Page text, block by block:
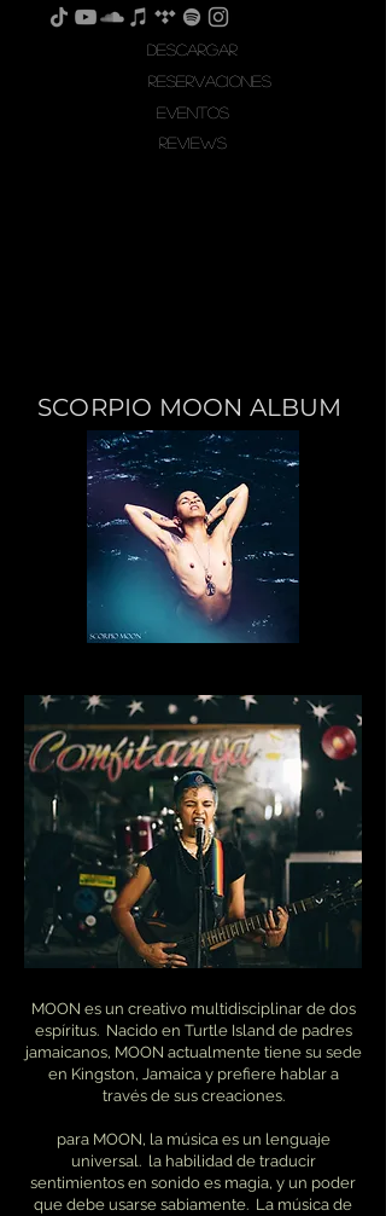
descargar
reservaciones
EVENTOS
REVIEWS
SCORPIO MOON ALBUM
MOON es un creativo multidisciplinar de dos
espíritus. Nacido en Turtle Island de padres
jamaicanos, MOON actualmente tiene su sede
en Kingston, Jamaica y prefiere hablar a
través de sus creaciones.
para MOON, la música es un lenguaje
universal. la habilidad de traducir
sentimientos en sonido es magia, y un poder
que debe usarse sabiamente. La música de